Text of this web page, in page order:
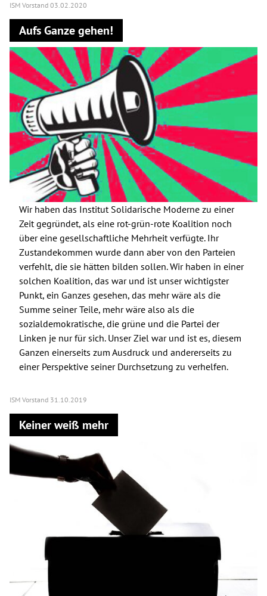
ISM Vorstand 03.02.2020
Aufs Ganze gehen!
Wir haben das Institut Solidarische Moderne zu einer
Zeit gegründet, als eine rot-grün-rote Koalition noch
über eine gesellschaftliche Mehrheit verfügte. Ihr
Zustandekommen wurde dann aber von den Parteien
verfehlt, die sie hätten bilden sollen. Wir haben in einer
solchen Koalition, das war und ist unser wichtigster
Punkt, ein Ganzes gesehen, das mehr wäre als die
Summe seiner Teile, mehr wäre also als die
sozialdemokratische, die grüne und die Partei der
Linken je nur für sich. Unser Ziel war und ist es, diesem
Ganzen einerseits zum Ausdruck und andererseits zu
einer Perspektive seiner Durchsetzung zu verhelfen.
ISM Vorstand 31.10.2019
Keiner weiß mehr